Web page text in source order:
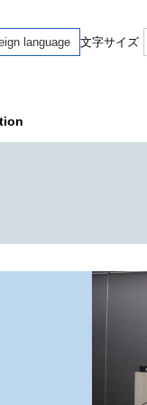
language 文字サイズ